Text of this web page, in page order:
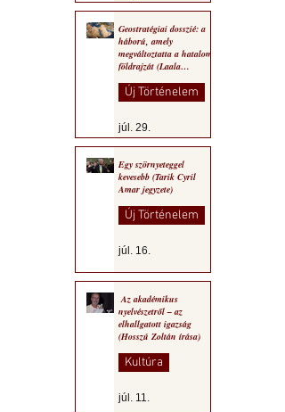
Geostratégiai dosszié: a
háború, amely
megváltoztatta a hatalom
földrajzát (Laala
Új Történelem
júl. 29.
Egy szörnyeteggel
kevesebb (Tarik Cyril
Amar jegyzete)
Új Történelem
júl. 16.
Az akadémikus
nyelvészetről – az
elhallgatott igazság
(Hosszú Zoltán írása)
Kultúra
júl. 11.